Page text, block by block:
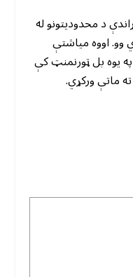
د محدودیتونو له
وو. اووه میاشتې
یوه بل ټورنمنټ کې
ته ماتې ورکړي.